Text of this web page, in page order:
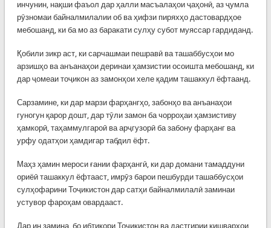
инчунин, нақши фаъол дар ҳалли масъалаҳои ҷаҳонӣ, аз ҷумла
рӯзномаи байналмилалии об ва ҳифзи пиряхҳо дастовардҳое
мебошанд, ки ба мо аз баракати сулҳу субот муяссар гардиданд.
Қобили зикр аст, ки сарчашмаи пешравӣ ва ташаббусҳои мо
арзишҳо ва анъанаҳои деринаи ҳамзистии осоишта мебошанд, ки
дар ҷомеаи тоҷикон аз замонҳои хеле қадим ташаккул ёфтаанд.
Сарзамине, ки дар марзи фарҳангҳо, забонҳо ва анъанаҳои
гуногун қарор дошт, дар тӯли замон ба чорроҳаи ҳамзистиву
ҳамкорӣ, таҳаммулгароӣ ва арҷгузорӣ ба забону фарҳанг ва
урфу одатҳои ҳамдигар табдил ёфт.
Маҳз ҳамин мероси ғании фарҳангӣ, ки дар домани тамаддуни
ориёӣ ташаккул ёфтааст, имрӯз барои пешбурди ташаббусҳои
сулҳофарини Тоҷикистон дар сатҳи байналмилалӣ заминаи
устувор фароҳам овардааст.
Дар ин замина, бо ибтикори Тоҷикистон ва дастгирии кишварҳои